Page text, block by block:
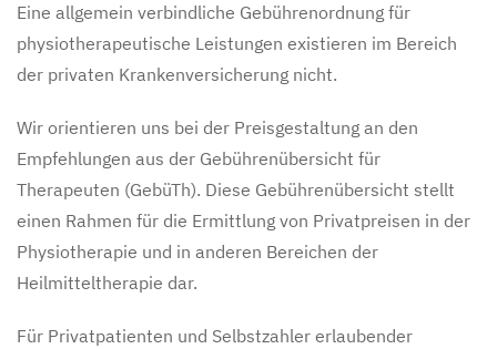
Eine allgemein verbindliche Gebührenordnung für
physiotherapeutische Leistungen existieren im Bereich
der privaten Krankenversicherung nicht.
Wir orientieren uns bei der Preisgestaltung an den
Empfehlungen aus der Gebührenübersicht für
Therapeuten (GebüTh). Diese Gebührenübersicht stellt
einen Rahmen für die Ermittlung von Privatpreisen in der
Physiotherapie und in anderen Bereichen der
Heilmitteltherapie dar.
Für Privatpatienten und Selbstzahler erlaubender